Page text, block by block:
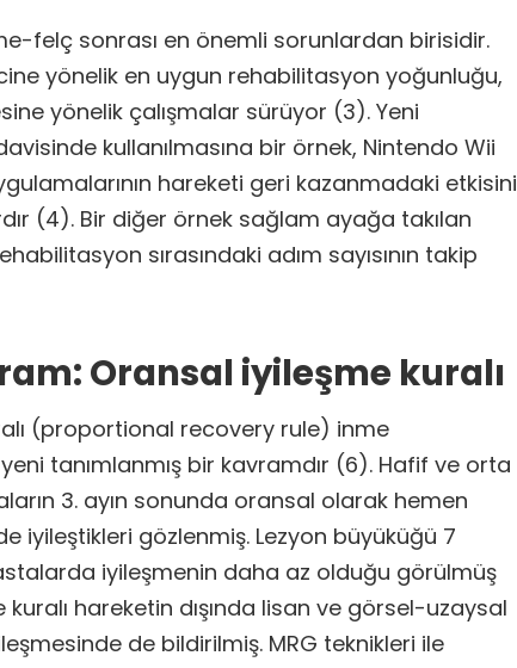
felç sonrası en önemli sorunlardan birisidir.
yönelik en uygun rehabilitasyon yoğunluğu,
yönelik çalışmalar sürüyor (3). Yeni
kullanılmasına bir örnek, Nintendo Wii
hareketi geri kazanmadaki etkisini
(4). Bir diğer örnek sağlam ayağa takılan
sırasındaki adım sayısının takip
Oransal iyileşme kuralı
(proportional recovery rule) inme
tanımlanmış bir kavramdır (6). Hafif ve orta
3. ayın sonunda oransal olarak hemen
iyileştikleri gözlenmiş. Lezyon büyüküğü 7
iyileşmenin daha az olduğu görülmüş
hareketin dışında lisan ve görsel-uzaysal
de bildirilmiş. MRG teknikleri ile